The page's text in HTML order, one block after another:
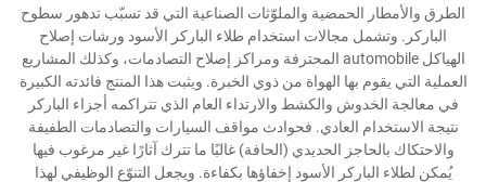
الطرق والأمطار الحمضية والملوّثات الصناعية التي قد تسبّب تدهور سطوح
الباركر. وتشمل مجالات استخدام طلاء الباركر الأسود ورشات إصلاح
الهياكل automobile المحترفة ومراكز إصلاح التصادمات، وكذلك المشاريع
العملية التي يقوم بها الهواة من ذوي الخبرة. ويثبت هذا المنتج فائدته الكبيرة
في معالجة الخدوش والكشط والارتداء العام الذي تتراكمه أجزاء الباركر
نتيجة الاستخدام العادي. فحوادث مواقف السيارات والتصادمات الطفيفة
والاحتكاك بالحاجز الحديدي (الحافة) غالبًا ما تترك آثارًا غير مرغوب فيها
يُمكن لطلاء الباركر الأسود إخفاؤها بكفاءة. ويجعل التنوّع الوظيفي لهذا